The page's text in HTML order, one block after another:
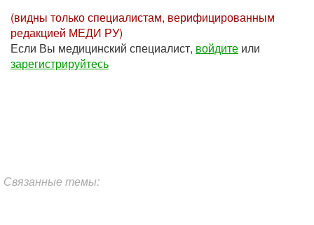
(видны только специалистам, верифицированным
редакцией МЕДИ РУ)
Если Вы медицинский специалист, войдите или
зарегистрируйтесь
Связанные темы: